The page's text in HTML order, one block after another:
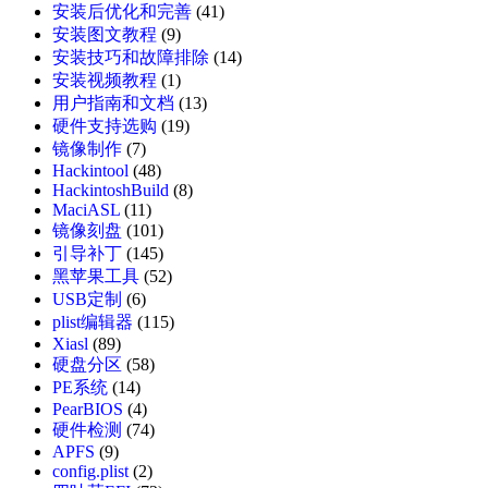
安装后优化和完善 (41)
安装图文教程 (9)
安装技巧和故障排除 (14)
安装视频教程 (1)
用户指南和文档 (13)
硬件支持选购 (19)
镜像制作 (7)
Hackintool (48)
HackintoshBuild (8)
MaciASL (11)
镜像刻盘 (101)
引导补丁 (145)
黑苹果工具 (52)
USB定制 (6)
plist编辑器 (115)
Xiasl (89)
硬盘分区 (58)
PE系统 (14)
PearBIOS (4)
硬件检测 (74)
APFS (9)
config.plist(2)